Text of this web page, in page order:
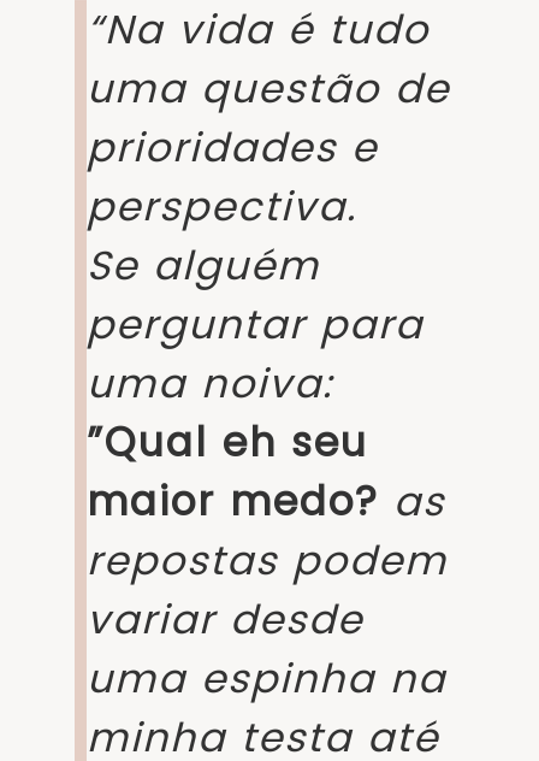
“Na vida é tudo
uma questão de
prioridades e
perspectiva.
Se alguém
perguntar para
uma noiva:
”Qual eh seu
maior medo? as
repostas podem
variar desde
uma espinha na
minha testa até